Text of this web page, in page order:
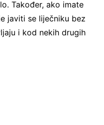
Također, ako imate
javiti se liječniku bez
i kod nekih drugih